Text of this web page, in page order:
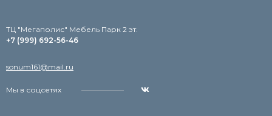
TЦ "Мегаполис" Мебель Парк 2 эт.
+7 (999) 692-56-46
sonum161@mail.ru
Мы в соцсетях